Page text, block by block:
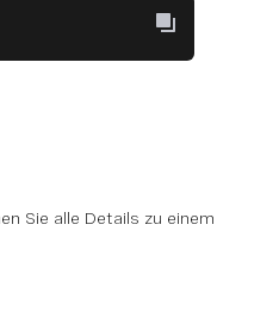
Sie alle Details zu einem